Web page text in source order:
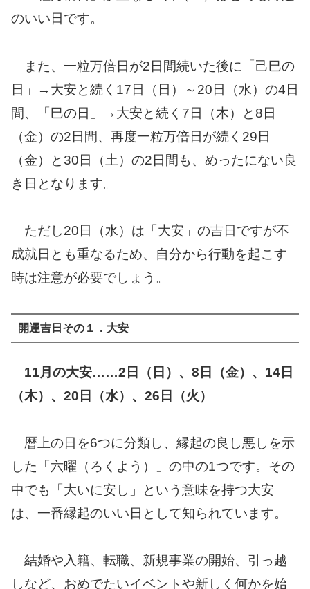
のいい日です。
また、一粒万倍日が2日間続いた後に「己巳の
日」→大安と続く17日（日）～20日（水）の4日
間、「巳の日」→大安と続く7日（木）と8日
（金）の2日間、再度一粒万倍日が続く29日
（金）と30日（土）の2日間も、めったにない良
き日となります。
ただし20日（水）は「大安」の吉日ですが不
成就日とも重なるため、自分から行動を起こす
時は注意が必要でしょう。
開運吉日その１．大安
11月の大安……2日（日）、8日（金）、14日
（木）、20日（水）、26日（火）
暦上の日を6つに分類し、縁起の良し悪しを示
した「六曜（ろくよう）」の中の1つです。その
中でも「大いに安し」という意味を持つ大安
は、一番縁起のいい日として知られています。
結婚や入籍、転職、新規事業の開始、引っ越
しなど、おめでたいイベントや新しく何かを始